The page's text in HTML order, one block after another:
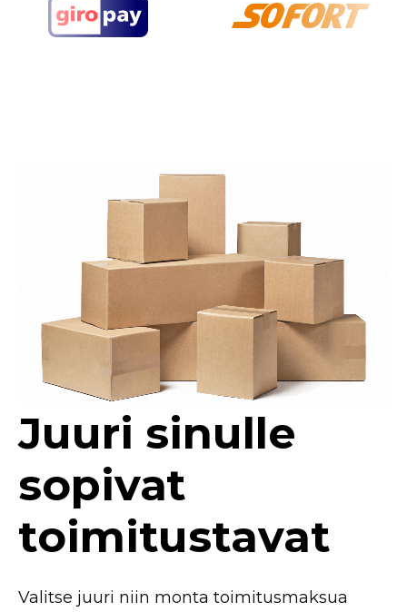
Juuri sinulle
sopivat
toimitustavat
Valitse juuri niin monta toimitusmaksua